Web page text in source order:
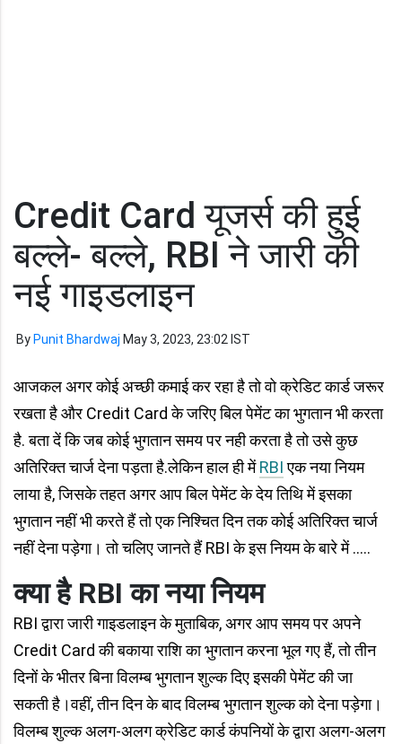
Credit Card यूजर्स की हुई
बल्ले- बल्ले, RBI ने जारी की
नई गाइडलाइन
By Punit Bhardwaj May 3, 2023, 23:02 IST
आजकल अगर कोई अच्छी कमाई कर रहा है तो वो क्रेडिट कार्ड जरूर
रखता है और Credit Card के जरिए बिल पेमेंट का भुगतान भी करता
है. बता दें कि जब कोई भुगतान समय पर नही करता है तो उसे कुछ
अतिरिक्त चार्ज देना पड़ता है.लेकिन हाल ही मेंRBIएक नया नियम
लाया है, जिसके तहत अगर आप बिल पेमेंट के देय तिथि में इसका
भुगतान नहीं भी करते हैं तो एक निश्चित दिन तक कोई अतिरिक्त चार्ज
नहीं देना पड़ेगा। तो चलिए जानते हैं RBI के इस नियम के बारे में .....
क्या है RBI का नया नियम
RBI द्वारा जारी गाइडलाइन के मुताबिक, अगर आप समय पर अपने
Credit Card की बकाया राशि का भुगतान करना भूल गए हैं, तो तीन
दिनों के भीतर बिना विलम्ब भुगतान शुल्क दिए इसकी पेमेंट की जा
सकती है।वहीं, तीन दिन के बाद विलम्ब भुगतान शुल्क को देना पड़ेगा।
विलम्ब शुल्क अलग-अलग क्रेडिट कार्ड कंपनियों के द्वारा अलग-अलग